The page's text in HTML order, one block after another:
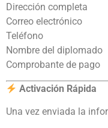
Dirección completa
Correo electrónico
Teléfono
Nombre del diplomado
Comprobante de pago
Activación Rápida
Una vez enviada la